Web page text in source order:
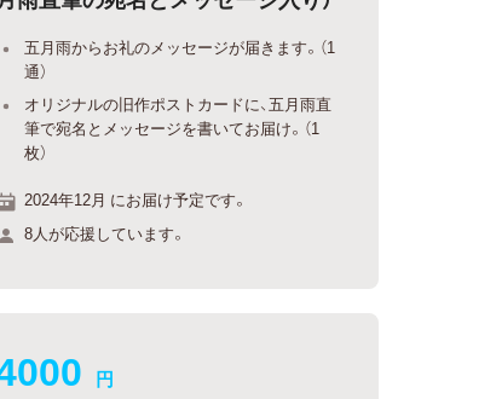
五月雨からお礼のメッセージが届きます。（1
通）
オリジナルの旧作ポストカードに、五月雨直
筆で宛名とメッセージを書いてお届け。（1
枚）
2024年12月 にお届け予定です。
8人が応援しています。
円